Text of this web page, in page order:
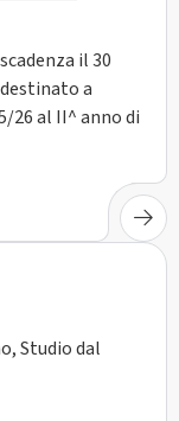
il 30
a
26 al II^ anno di
Studio dal